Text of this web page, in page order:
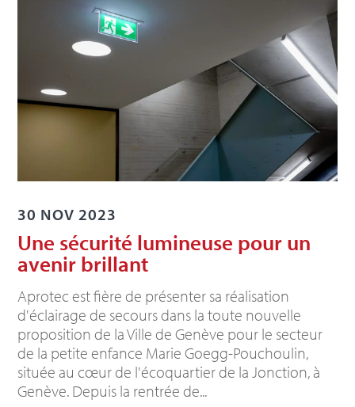
Une sécurité lumineuse pour un
avenir brillant
30 NOV 2023
Aprotec est fière de présenter sa réalisation
d'éclairage de secours dans la toute nouvelle
proposition de la Ville de Genève pour le secteur
de la petite enfance Marie Goegg-Pouchoulin,
située au cœur de l'écoquartier de la Jonction, à
Genève. Depuis la rentrée de...